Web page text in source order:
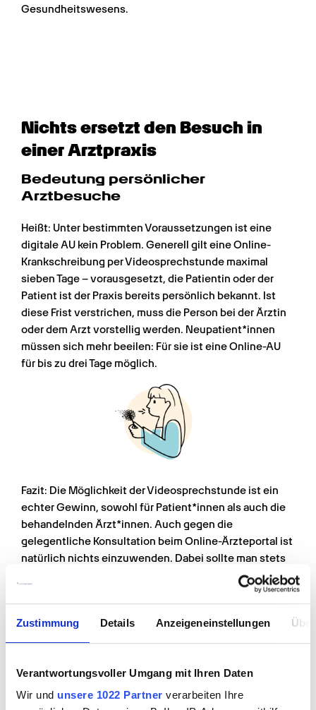
Zustimmung Details Anzeigeneinstellungen
Verantwortungsvoller Umgang mit Ihren Daten
Wir und unsere 1022 Partner verarbeiten Ihre
Gesundheitswesens.
Nichts ersetzt den Besuch in
einer Arztpraxis
Bedeutung persönlicher
Arztbesuche
Heißt: Unter bestimmten Voraussetzungen ist eine
digitale AU kein Problem. Generell gilt eine Online-
Krankschreibung per Videosprechstunde maximal
sieben Tage – vorausgesetzt, die Patientin oder der
Patient ist der Praxis bereits persönlich bekannt. Ist
diese Frist verstrichen, muss die Person bei der Ärztin
oder dem Arzt vorstellig werden. Neupatient*innen
müssen sich mehr beeilen: Für sie ist eine Online-AU
für bis zu drei Tage möglich.
Fazit: Die Möglichkeit der Videosprechstunde ist ein
echter Gewinn, sowohl für Patient*innen als auch die
behandelnden Ärzt*innen. Auch gegen die
gelegentliche Konsultation beim Online-Ärzteportal ist
natürlich nichts einzuwenden. Dabei sollte man stets
bedenken, dass nicht jedes telemedizinische Angebot
eine rechtssichere Krankschreibung gewährleistet.
an, um die Symptome eingehend zu besprechen. Ein
reiner Fragebogen oder kurzer Chat sind dagegen ein
Arbeitsunfähigkeitsbescheinigung geht.
Grundsätzlich gilt die simple Formel: Wer krank ist,